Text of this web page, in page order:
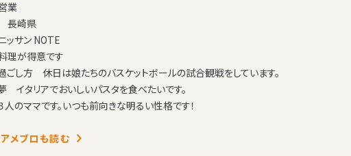
業
長崎県
サン NOTE
が得意です
ごし方 休日は娘たちのバスケットボールの試合観戦をしています。
イタリアでおいしいパスタを食べたいです。
人のママです。いつも前向きな明るい性格です！
メブロも読む